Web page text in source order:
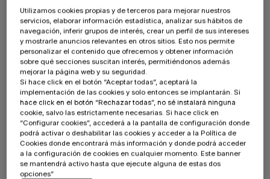
CASO DE ÉXITO
Utilizamos cookies propias y de terceros para mejorar nuestros
servicios, elaborar información estadística, analizar sus hábitos de
navegación, inferir grupos de interés, crear un perfil de sus intereses
y mostrarle anuncios relevantes en otros sitios. Esto nos permite
personalizar el contenido que ofrecemos y obtener información
sobre qué secciones suscitan interés, permitiéndonos además
mejorar la página web y su seguridad.
Si hace click en el botón “Aceptar todas”, aceptará la
implementación de las cookies y solo entonces se implantarán. Si
hace click en el botón “Rechazar todas”, no sé instalará ninguna
cookie, salvo las estrictamente necesarias. Si hace click en
“Configurar cookies”, accederá a la pantalla de configuración donde
podrá activar o deshabilitar las cookies y acceder a la Política de
Cookies donde encontrará más información y donde podrá acceder
a la configuración de cookies en cualquier momento. Este banner
se mantendrá activo hasta que ejecute alguna de estas dos
opciones”